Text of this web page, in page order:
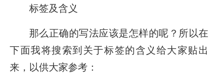
标签及含义
那么正确的写法应该是怎样的呢？所以在
下面我将搜索到关于标签的含义给大家贴出
来，以供大家参考：